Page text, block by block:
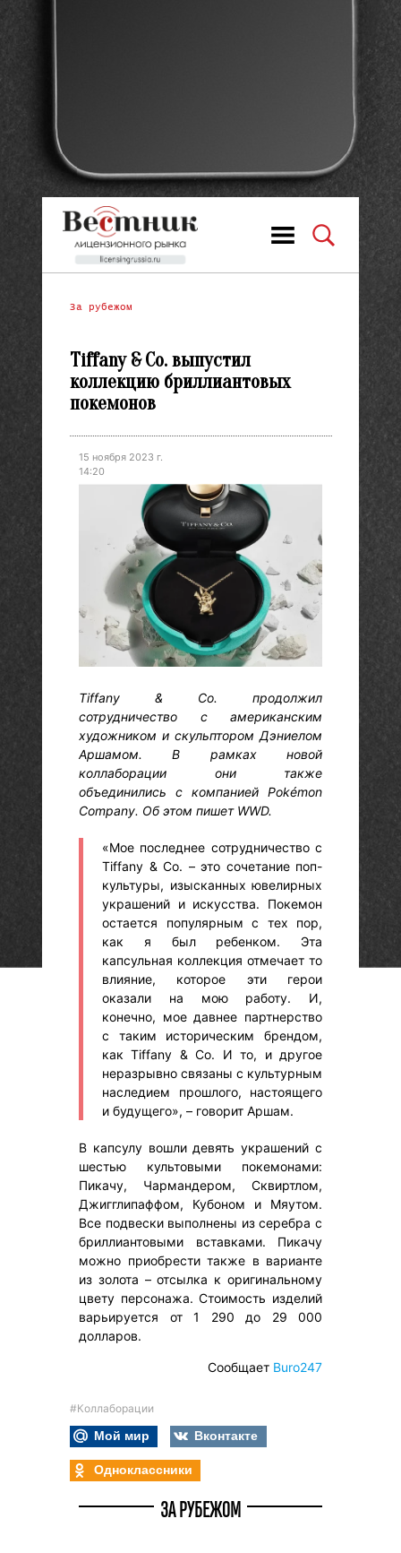
За рубежом
Tiffany & Co. выпустил
коллекцию бриллиантовых
покемонов
15 ноября 2023 г.
14:20
Tiffany & Co. продолжил
сотрудничество с американским
художником и скульптором Дэниелом
Аршамом. В рамках новой
коллаборации они также
объединились с компанией Pokémon
Company. Об этом пишет WWD.
«Мое последнее сотрудничество с
Tiffany & Co. – это сочетание поп-
культуры, изысканных ювелирных
украшений и искусства. Покемон
остается популярным с тех пор,
как я был ребенком. Эта
капсульная коллекция отмечает то
влияние, которое эти герои
оказали на мою работу. И,
конечно, мое давнее партнерство
с таким историческим брендом,
как Tiffany & Co. И то, и другое
неразрывно связаны с культурным
наследием прошлого, настоящего
и будущего», – говорит Аршам.
В капсулу вошли девять украшений с
шестью культовыми покемонами:
Пикачу, Чармандером, Сквиртлом,
Джигглипаффом, Кубоном и Мяутом.
Все подвески выполнены из серебра с
бриллиантовыми вставками. Пикачу
можно приобрести также в варианте
из золота – отсылка к оригинальному
цвету персонажа. Стоимость изделий
варьируется от 1 290 до 29 000
долларов.
Сообщает Buro247
#Коллаборации
Мой мир
Вконтакте
Одноклассники
ЗА РУБЕЖОМ